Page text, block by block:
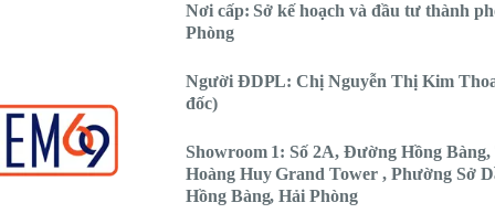
Nơi cấp: Sở kế hoạch và đầu tư thành
Phòng
Người ĐDPL: Chị Nguyễn Thị Kim
đốc)
Showroom 1: Số 2A, Đường Hồng Bàng,
Hoàng Huy Grand Tower , Phường Sở
Hồng Bàng, Hải Phòng